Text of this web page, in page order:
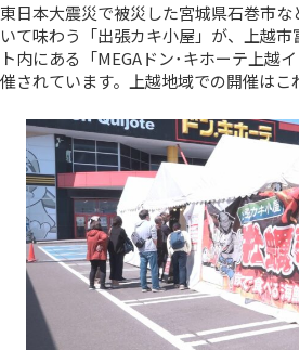
東日本大震災で被災した宮城県石巻市
いて味わう「出張カキ小屋」が、上越
ト内にある「MEGAドン･キホーテ上越
催されています。上越地域での開催はこ